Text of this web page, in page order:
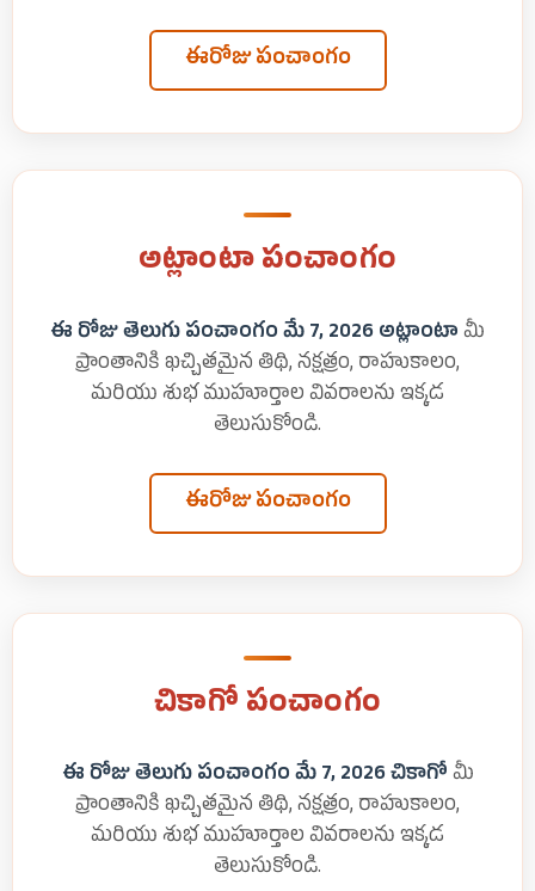
ఈరోజు పంచాంగం
అట్లాంటా పంచాంగం
ఈ రోజు తెలుగు పంచాంగం మే 7, 2026 అట్లాంటా మీ
ప్రాంతానికి ఖచ్చితమైన తిథి, నక్షత్రం, రాహుకాలం,
మరియు శుభ ముహూర్తాల వివరాలను ఇక్కడ
తెలుసుకోండి.
ఈరోజు పంచాంగం
చికాగో పంచాంగం
ఈ రోజు తెలుగు పంచాంగం మే 7, 2026 చికాగో మీ
ప్రాంతానికి ఖచ్చితమైన తిథి, నక్షత్రం, రాహుకాలం,
మరియు శుభ ముహూర్తాల వివరాలను ఇక్కడ
తెలుసుకోండి.